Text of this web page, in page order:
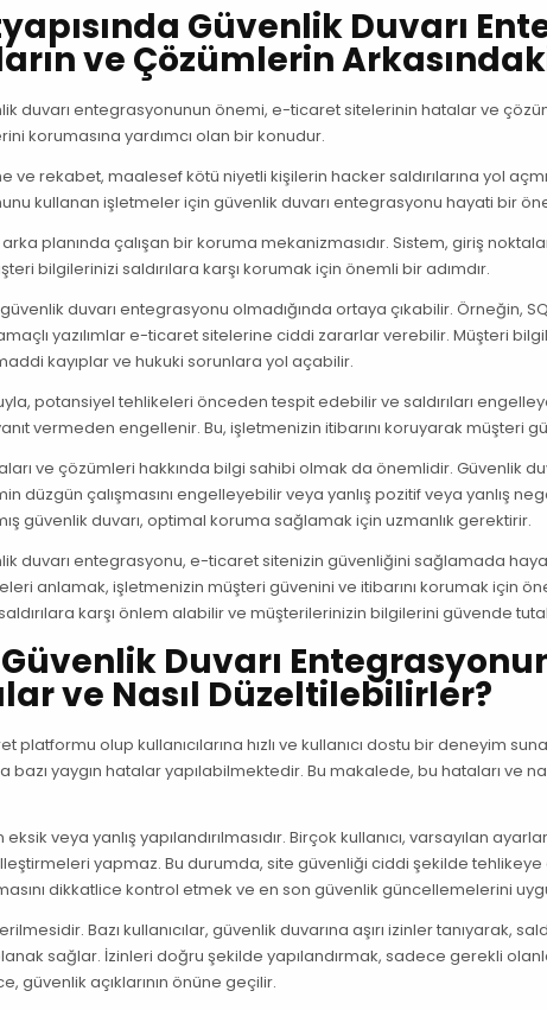
Güvenlik Duvarı
ve Çözümlerin
duvarı entegrasyonunun önemi, e-ticaret sitelerinin hatalar ve
korumasına yardımcı olan bir konudur.
rekabet, maalesef kötü niyetli kişilerin hacker saldırılarına yol
kullanan işletmeler için güvenlik duvarı entegrasyonu hayati bir
planında çalışan bir koruma mekanizmasıdır. Sistem, giriş
bilgilerinizi saldırılara karşı korumak için önemli bir adımdır.
duvarı entegrasyonu olmadığında ortaya çıkabilir. Örneğin,
yazılımlar e-ticaret sitelerine ciddi zararlar verebilir. Müşteri
kayıplar ve hukuki sorunlara yol açabilir.
potansiyel tehlikeleri önceden tespit edebilir ve saldırıları
vermeden engellenir. Bu, işletmenizin itibarını koruyarak müşteri
ve çözümleri hakkında bilgi sahibi olmak da önemlidir. Güvenlik
düzgün çalışmasını engelleyebilir veya yanlış pozitif veya yanlış
güvenlik duvarı, optimal koruma sağlamak için uzmanlık gerektirir.
duvarı entegrasyonu, e-ticaret sitenizin güvenliğini sağlamada
anlamak, işletmenizin müşteri güvenini ve itibarını korumak için
karşı önlem alabilir ve müşterilerinizin bilgilerini güvende
Duvarı
ve Nasıl Düzeltilebilirler?
olup kullanıcılarına hızlı ve kullanıcı dostu bir deneyim
bazı yaygın hatalar yapılabilmektedir. Bu makalede, bu hataları ve
veya yanlış yapılandırılmasıdır. Birçok kullanıcı, varsayılan
yapmaz. Bu durumda, site güvenliği ciddi şekilde
dikkatlice kontrol etmek ve en son güvenlik güncellemelerini
Bazı kullanıcılar, güvenlik duvarına aşırı izinler tanıyarak,
sağlar. İzinleri doğru şekilde yapılandırmak, sadece gerekli
güvenlik açıklarının önüne geçilir.